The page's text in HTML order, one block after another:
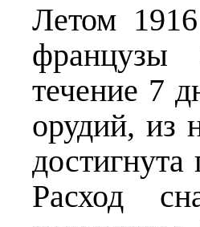
Летом
французы
течение 7
орудий, из
Расход